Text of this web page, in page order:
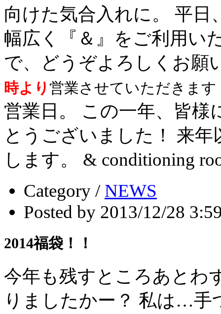
向けた気合入れに。 平
幅広く『＆』をご利用い
で、どうぞよろしくお願
時より 営業させていただきま
営業日。 この一年、皆
とうございました！ 来
します。 & conditioning
Category / NEWS
Posted by 2013/12/28
2014福袋！！
今年も残すところあとわ
りましたかー？ 私は…手